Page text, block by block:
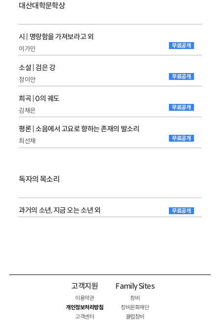
대산대학문학상
시 | 명랑함을 가져보라고 외
이가인 무료공개
소설 | 검은 강
정이안 무료공개
희곡 | 0의 궤도
김채은 무료공개
평론 | 소음에서 고요로 향하는 존재의 발소리
최선재 무료공개
독자의 목소리
과거의 소년, 지금 오는 소년 외 무료공개
고객지원
이용약관
개인정보처리방침
고객센터
Family Sites
창비
창비문화재단
클럽창비